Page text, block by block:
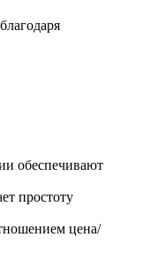
обеспечивают
простоту
цена/